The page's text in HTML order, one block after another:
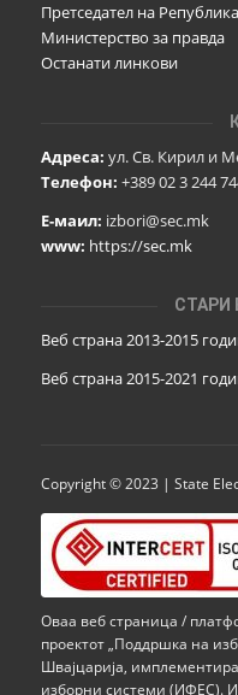
Претседател на
Министерство за правда
Останати линкови
Адреса: ул. Св. Кирил и
Телефон: +389 02 3 244
Е-маил: izbori@sec.mk
www: https://sec.mk
СТАРИ
Веб страна 2013-2015
Веб страна 2015-2021
Copyright © 2023 | State
Оваа веб страница /
проектот „Поддршка на
Швајцарија,
изборни системи (ИФЕС).